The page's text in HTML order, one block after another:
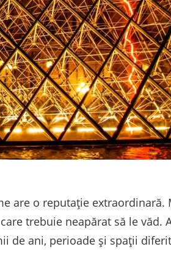
are o reputație extraordinară.
trebuie neapărat să le văd.
de ani, perioade și spații